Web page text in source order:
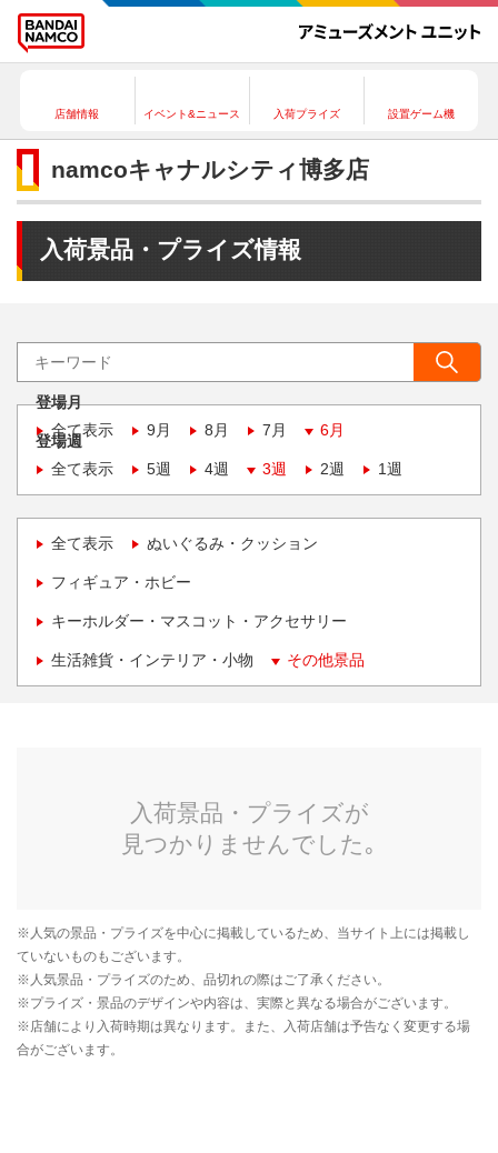
店舗情報 イベント&ニュース 入荷プライズ 設置ゲーム機
namcoキャナルシティ博多店
入荷景品・プライズ情報
登場月
全て表示
9月 8月 7月 6月
登場週
全て表示
5週 4週 3週 2週 1週
全て表示 ぬいぐるみ・クッション
フィギュア・ホビー
キーホルダー・マスコット・アクセサリー
生活雑貨・インテリア・小物 その他景品